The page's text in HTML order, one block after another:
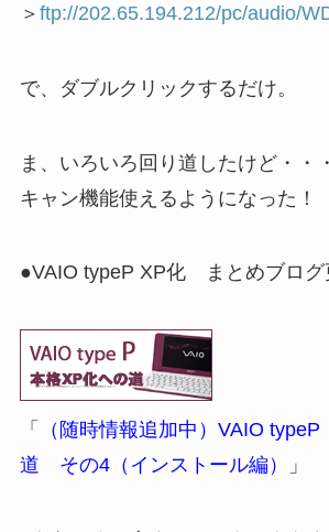
＞ ftp://202.65.194.212/pc/audio/
で、ダブルクリックするだけ。
ま、いろいろ回り道したけど・・
キャン機能使えるようになった！
●VAIO typeP XP化 まとめブログ
「
（随時情報追加中）VAIO
道 その4（インストール編）
」